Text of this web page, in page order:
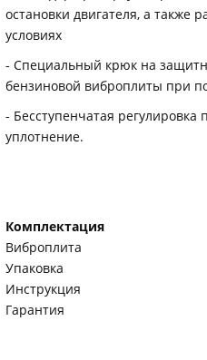
остановки двигателя, а также
условиях
- Специальный крюк на
бензиновой виброплиты при
- Бесступенчатая регулировка
уплотнение.
Комплектация
Виброплита
Упаковка
Инструкция
Гарантия